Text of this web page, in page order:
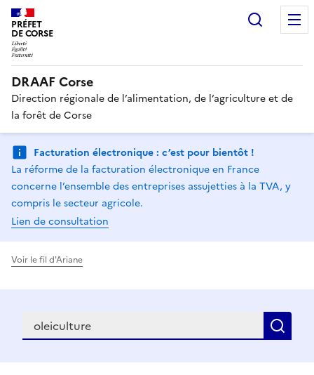
PRÉFET
DE CORSE
DRAAF Corse
Direction régionale de l’alimentation, de l’agriculture et de
la forêt de Corse
Facturation électronique : c’est pour bientôt !
La réforme de la facturation électronique en France
concerne l’ensemble des entreprises assujetties à la TVA, y
compris le secteur agricole.
Lien de consultation
Voir le fil d'Ariane
Recherche